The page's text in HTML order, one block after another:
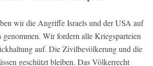
wir die Angriffe Israels und der USA auf
Wir fordern alle Kriegsparteien
auf. Die Zivilbevölkerung und die
geschützt bleiben. Das Völkerrecht